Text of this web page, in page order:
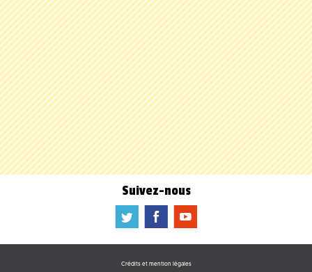
Suivez-nous
a b f
Crédits et mention légales